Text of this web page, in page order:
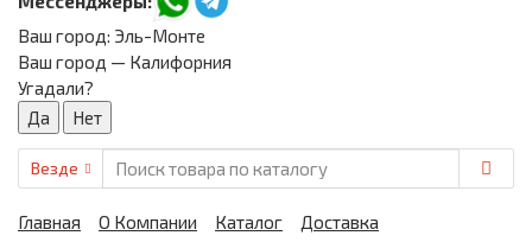
Ваш город: Эль-Монте
Ваш город — Калифорния
Угадали?
Везде
Главная О Компании Каталог
Доставка